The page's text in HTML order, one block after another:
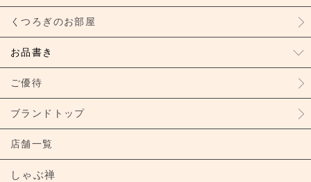
くつろぎのお部屋
お品書き
ご優待
ブランドトップ
店舗一覧
しゃぶ禅